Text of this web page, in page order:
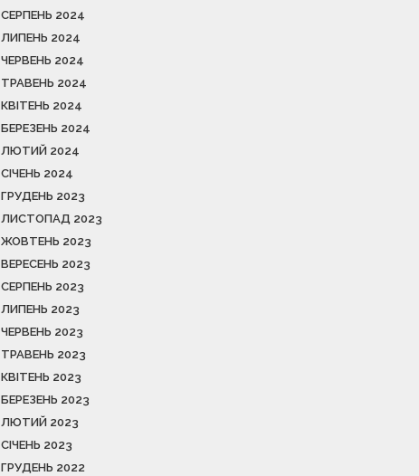
СЕРПЕНЬ 2024
ЛИПЕНЬ 2024
ЧЕРВЕНЬ 2024
ТРАВЕНЬ 2024
КВІТЕНЬ 2024
БЕРЕЗЕНЬ 2024
ЛЮТИЙ 2024
СІЧЕНЬ 2024
ГРУДЕНЬ 2023
ЛИСТОПАД 2023
ЖОВТЕНЬ 2023
ВЕРЕСЕНЬ 2023
СЕРПЕНЬ 2023
ЛИПЕНЬ 2023
ЧЕРВЕНЬ 2023
ТРАВЕНЬ 2023
КВІТЕНЬ 2023
БЕРЕЗЕНЬ 2023
ЛЮТИЙ 2023
СІЧЕНЬ 2023
ГРУДЕНЬ 2022